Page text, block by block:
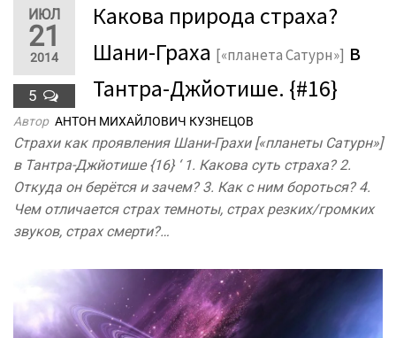
ИЮЛ
21
2014
5
Какова природа страха?
Шани-Граха [«планета Сатурн»] в
Тантра-Джйотише. {#16}
Автор АНТОН МИХАЙЛОВИЧ КУЗНЕЦОВ
Страхи как проявления Шани-Грахи [«планеты Сатурн»]
в Тантра-Джйотише {16} ‘ 1. Какова суть страха? 2.
Откуда он берётся и зачем? 3. Как с ним бороться? 4.
Чем отличается страх темноты, страх резких/громких
звуков, страх смерти?…